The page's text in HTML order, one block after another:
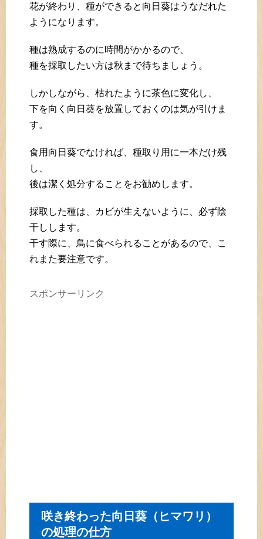
花が終わり、種ができると向日葵はうなだれた
ようになります。
種は熟成するのに時間がかかるので、
種を採取したい方は秋まで待ちましょう。
しかしながら、枯れたように茶色に変化し、
下を向く向日葵を放置しておくのは気が引けま
す。
食用向日葵でなければ、種取り用に一本だけ残
し、
後は潔く処分することをお勧めします。
採取した種は、カビが生えないように、必ず陰
干しします。
干す際に、鳥に食べられることがあるので、こ
れまた要注意です。
スポンサーリンク
咲き終わった向日葵（ヒマワリ）
の処理の仕方